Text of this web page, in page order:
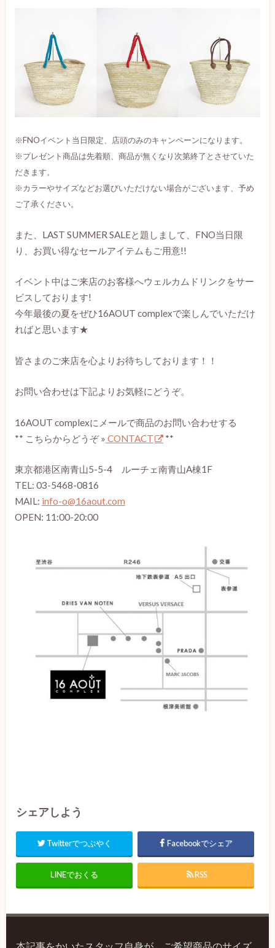
※FNOイベント当日限定、店頭のみのキャンペーンになります。
※プレゼント商品は先着順、商品が無くなり次第終了とさせていた
だきます。
※カラーやサイズなどお選びいただけない場合がございます、予め
ご了承ください。
また、LAST SUMMER SALEと題しまして、FNO当日限
り、お買い得なセールアイテムもご用意!!
イベント中はご来店のお客様へウェルカムドリンクをサー
ビスしております!
今年最後の夏をぜひ16AOUT complexで楽しんでいただけ
ればと思います★
皆さまのご来店を心よりお待ちしております！！
お問い合わせは下記よりお気軽にどうぞ。
16AOUT complexにメールで商品のお問い合わせする
** こちらからどうぞ » CONTACT **
東京都港区南青山5-5-4 ルーチェ南青山A棟1F
TEL: 03-5468-0816
MAIL: info-o@16aout.com
OPEN: 11:00-20:00
シェアしよう
Twitterでつぶやく Facebookでシェア
LINEでおくる RSS